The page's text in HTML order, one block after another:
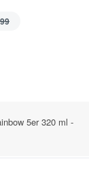
5er 320 ml -